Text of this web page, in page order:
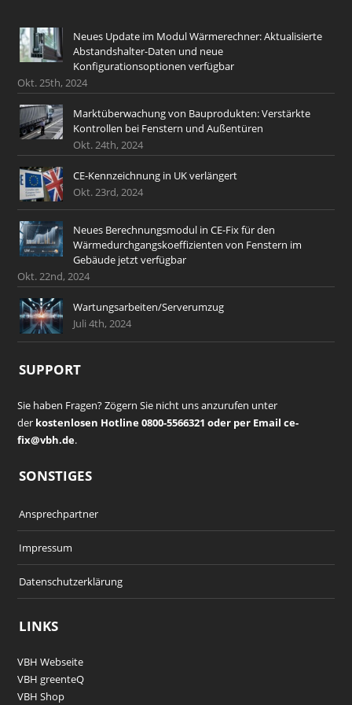
Neues Update im Modul Wärmerechner: Aktualisierte
Abstandshalter-Daten und neue
Konfigurationsoptionen verfügbar
Okt. 25th, 2024
Marktüberwachung von Bauprodukten: Verstärkte
Kontrollen bei Fenstern und Außentüren
Okt. 24th, 2024
CE-Kennzeichnung in UK verlängert
Okt. 23rd, 2024
Neues Berechnungsmodul in CE-Fix für den
Wärmedurchgangskoeffizienten von Fenstern im
Gebäude jetzt verfügbar
Okt. 22nd, 2024
Wartungsarbeiten/Serverumzug
Juli 4th, 2024
SUPPORT
Sie haben Fragen? Zögern Sie nicht uns anzurufen unter
der kostenlosen Hotline 0800-5566321 oder per Email ce-
fix@vbh.de.
SONSTIGES
Ansprechpartner
Impressum
Datenschutzerklärung
LINKS
VBH Webseite
VBH greenteQ
VBH Shop